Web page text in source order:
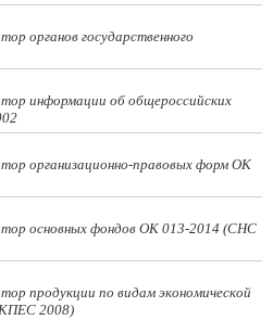
органов государственного
информации об общероссийских
организационно-правовых форм ОК
основных фондов ОК 013-2014 (СНС
продукции по видам экономической
2008)